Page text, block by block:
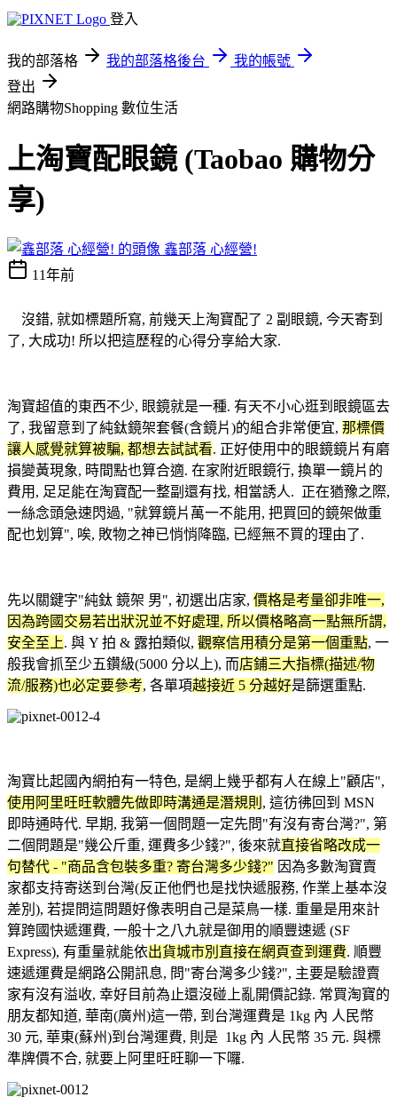
登入
我的部落格 我的部落格後台
我的帳號
登出
網路購物Shopping 數位生活
上淘寶配眼鏡 (Taobao 購物分
享)
鑫部落 心經營!
11年前
沒錯, 就如標題所寫, 前幾天上淘寶配了 2 副眼鏡, 今天寄到
了, 大成功! 所以把這歷程的心得分享給大家.
淘寶超值的東西不少, 眼鏡就是一種. 有天不小心逛到眼鏡區去
了, 我留意到了純鈦鏡架套餐(含鏡片)的組合非常便宜, 那標價
讓人感覺就算被騙, 都想去試試看. 正好使用中的眼鏡鏡片有磨
損變黃現象, 時間點也算合適. 在家附近眼鏡行, 換單一鏡片的
費用, 足足能在淘寶配一整副還有找, 相當誘人. 正在猶豫之際,
一絲念頭急速閃過, "就算鏡片萬一不能用, 把買回的鏡架做重
配也划算", 唉, 敗物之神已悄悄降臨, 已經無不買的理由了.
先以關鍵字"純鈦 鏡架 男", 初選出店家, 價格是考量卻非唯一,
因為跨國交易若出狀況並不好處理, 所以價格略高一點無所謂,
安全至上. 與 Y 拍 & 露拍類似, 觀察信用積分是第一個重點, 一
般我會抓至少五鑽級(5000 分以上), 而店鋪三大指標(描述/物
流/服務)也必定要參考, 各單項越接近 5 分越好是篩選重點.
淘寶比起國內網拍有一特色, 是網上幾乎都有人在線上"顧店",
使用阿里旺旺軟體先做即時溝通是潛規則 , 這彷彿回到 MSN
即時通時代. 早期, 我第一個問題一定先問"有沒有寄台灣?", 第
二個問題是"幾公斤重, 運費多少錢?", 後來就直接省略改成一
句替代 - "商品含包裝多重? 寄台灣多少錢?" 因為多數淘寶賣
家都支持寄送到台灣(反正他們也是找快遞服務, 作業上基本沒
差別), 若提問這問題好像表明自己是菜鳥一樣. 重量是用來計
算跨國快遞運費, 一般十之八九就是御用的順豐速遞 (SF
Express), 有重量就能依出貨城市別直接在網頁查到運費. 順豐
速遞運費是網路公開訊息, 問"寄台灣多少錢?", 主要是驗證賣
家有沒有溢收, 幸好目前為止還沒碰上亂開價記錄. 常買淘寶的
朋友都知道, 華南(廣州)這一帶, 到台灣運費是 1kg 內 人民幣
30 元, 華東(蘇州)到台灣運費, 則是 1kg 內 人民幣 35 元. 與標
準牌價不合, 就要上阿里旺旺聊一下囉.